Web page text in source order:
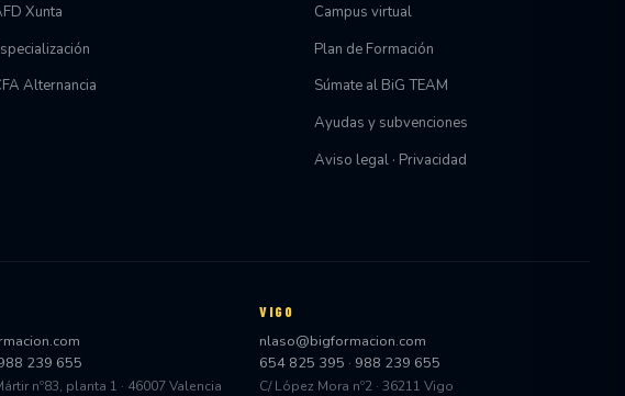
Xunta
Alternancia
Campus virtual
Plan de Formación
Súmate al BiG TEAM
Ayudas y subvenciones
Aviso legal · Privacidad
239 655
nº83, planta 1 · 46007 Valencia
VIGO
nlaso@bigformacion.com
654 825 395 · 988 239 655
C/ López Mora nº2 · 36211 Vigo